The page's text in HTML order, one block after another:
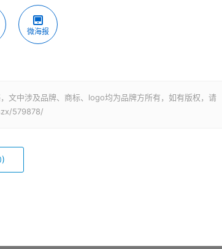
微海报
文中涉及品牌、商标、logo均为品牌方所有，如有版权，请
579878/